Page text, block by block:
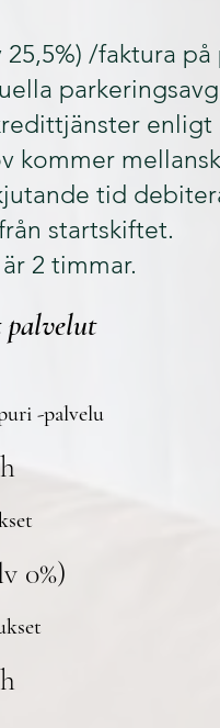
/faktura
enligt
kommer
tid
startskiftet.
2 timmar.
palvelut
-palvelu
0%)